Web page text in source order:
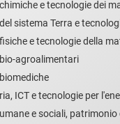
e tecnologie dei
sistema Terra e
e tecnologie della
agroalimentari
ICT e tecnologie per
e sociali,